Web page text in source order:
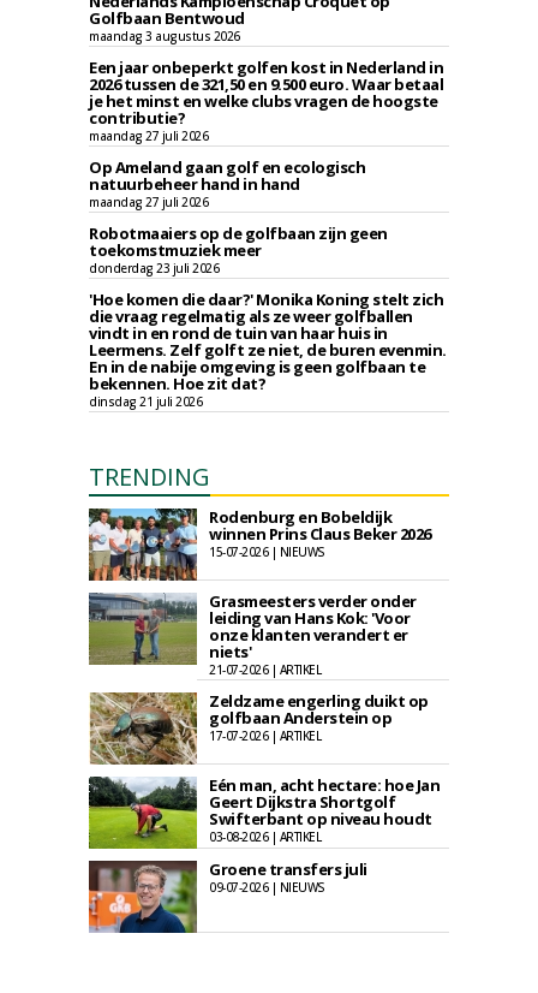
Golfbaan Bentwoud
maandag 3 augustus 2026
Een jaar onbeperkt golfen kost in Nederland in
2026 tussen de 321,50 en 9.500 euro. Waar betaal
je het minst en welke clubs vragen de hoogste
contributie?
maandag 27 juli 2026
Op Ameland gaan golf en ecologisch
natuurbeheer hand in hand
maandag 27 juli 2026
Robotmaaiers op de golfbaan zijn geen
toekomstmuziek meer
donderdag 23 juli 2026
'Hoe komen die daar?' Monika Koning stelt zich
die vraag regelmatig als ze weer golfballen
vindt in en rond de tuin van haar huis in
Leermens. Zelf golft ze niet, de buren evenmin.
En in de nabije omgeving is geen golfbaan te
bekennen. Hoe zit dat?
dinsdag 21 juli 2026
TRENDING
Rodenburg en Bobeldijk
winnen Prins Claus Beker 2026
15-07-2026 | NIEUWS
Grasmeesters verder onder
leiding van Hans Kok: 'Voor
onze klanten verandert er
niets'
21-07-2026 | ARTIKEL
Zeldzame engerling duikt op
golfbaan Anderstein op
17-07-2026 | ARTIKEL
Eén man, acht hectare: hoe Jan
Geert Dijkstra Shortgolf
Swifterbant op niveau houdt
03-08-2026 | ARTIKEL
Groene transfers juli
09-07-2026 | NIEUWS